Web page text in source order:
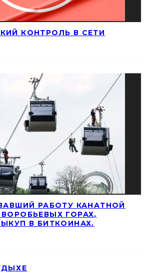
КОНТРОЛЬ В СЕТИ
РАБОТУ КАНАТНОЙ
ГОРАХ,
В БИТКОИНАХ.